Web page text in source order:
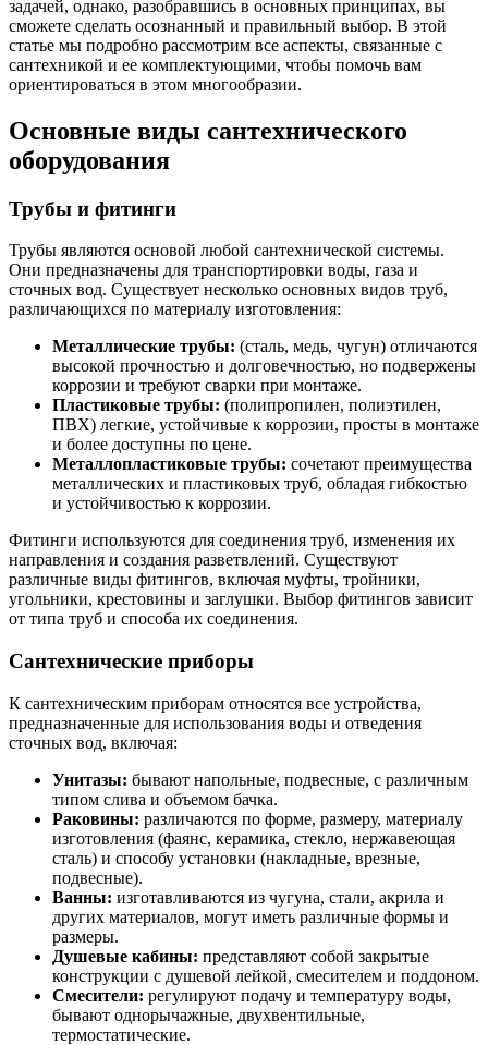
задачей, однако, разобравшись в основных принципах, вы
сможете сделать осознанный и правильный выбор. В этой
статье мы подробно рассмотрим все аспекты, связанные с
сантехникой и ее комплектующими, чтобы помочь вам
ориентироваться в этом многообразии.
Основные виды сантехнического
оборудования
Трубы и фитинги
Трубы являются основой любой сантехнической системы.
Они предназначены для транспортировки воды, газа и
сточных вод. Существует несколько основных видов труб,
различающихся по материалу изготовления:
Металлические трубы: (сталь, медь, чугун) отличаются
высокой прочностью и долговечностью, но подвержены
коррозии и требуют сварки при монтаже.
Пластиковые трубы: (полипропилен, полиэтилен,
ПВХ) легкие, устойчивые к коррозии, просты в монтаже
и более доступны по цене.
Металлопластиковые трубы: сочетают преимущества
металлических и пластиковых труб, обладая гибкостью
и устойчивостью к коррозии.
Фитинги используются для соединения труб, изменения их
направления и создания разветвлений. Существуют
различные виды фитингов, включая муфты, тройники,
угольники, крестовины и заглушки. Выбор фитингов зависит
от типа труб и способа их соединения.
Сантехнические приборы
К сантехническим приборам относятся все устройства,
предназначенные для использования воды и отведения
сточных вод, включая:
Унитазы: бывают напольные, подвесные, с различным
типом слива и объемом бачка.
Раковины: различаются по форме, размеру, материалу
изготовления (фаянс, керамика, стекло, нержавеющая
сталь) и способу установки (накладные, врезные,
подвесные).
Ванны: изготавливаются из чугуна, стали, акрила и
других материалов, могут иметь различные формы и
размеры.
Душевые кабины: представляют собой закрытые
конструкции с душевой лейкой, смесителем и поддоном.
Смесители: регулируют подачу и температуру воды,
бывают однорычажные, двухвентильные,
термостатические.